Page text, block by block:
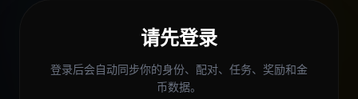
请先登录
登录后会自动同步你的身份、配对、任务、奖励和金
币数据。